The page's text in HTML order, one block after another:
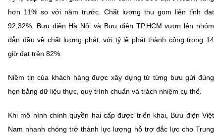
hơn 11% so với năm trước. Chất lượng thu gom liên tỉnh đạt
92,32%. Bưu điện Hà Nội và Bưu điện TP.HCM vươn lên nhóm
dẫn đầu về chất lượng phát, với tỷ lệ phát thành công trong 14
giờ đạt trên 82%.
Niềm tin của khách hàng được xây dựng từ từng bưu gửi đúng
hẹn bằng dữ liệu thực, quy trình chuẩn và trách nhiệm cụ thể.
Khi mô hình chính quyền hai cấp được triển khai, Bưu điện Việt
Nam nhanh chóng trở thành lực lượng hỗ trợ đắc lực cho Trung